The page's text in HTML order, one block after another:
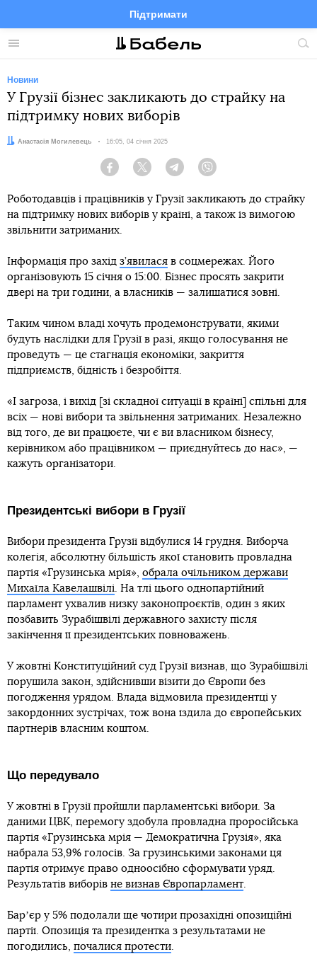
Меню
Підтримати
FacebookTelegramTwitter
Новини
У Грузії бізнес закликають до страйку на
підтримку нових виборів
Автор:
Анастасія Могилевець Дата:
16:05, 04 січня 2025
Facebook Twitter Telegram
Роботодавців і працівників у Грузії закликають до страйку
на підтримку нових виборів у країні, а також із вимогою
звільнити затриманих.
Інформація про захід з’явилася в соцмережах. Його
організовують 15 січня о 15:00. Бізнес просять закрити
двері на три години, а власників — залишатися зовні.
Таким чином владі хочуть продемонструвати, якими
будуть наслідки для Грузії в разі, якщо голосування не
проведуть — це стагнація економіки, закриття
підприємств, бідність і безробіття.
«І загроза, і вихід [зі складної ситуації в країні] спільні для
всіх — нові вибори та звільнення затриманих. Незалежно
від того, де ви працюєте, чи є ви власником бізнесу,
керівником або працівником — приєднуйтесь до нас», —
кажуть організатори.
Президентські вибори в Грузії
Вибори президента Грузії відбулися 14 грудня. Виборча
колегія, абсолютну більшість якої становить провладна
партія «Грузинська мрія», обрала очільником держави
Михаїла Кавелашвілі. На тлі цього однопартійний
парламент ухвалив низку законопроєктів, один з яких
позбавить Зурабішвілі державного захисту після
закінчення її президентських повноважень.
У жовтні Конституційний суд Грузії визнав, що Зурабішвілі
порушила закон, здійснивши візити до Європи без
погодження урядом. Влада відмовила президентці у
закордонних зустрічах, тож вона їздила до європейських
партнерів власним коштом.
Що передувало
У жовтні в Грузії пройшли парламентські вибори. За
даними ЦВК, перемогу здобула провладна проросійська
партія «Грузинська мрія — Демократична Грузія», яка
набрала 53,9% голосів. За грузинськими законами ця
партія отримує право одноосібно сформувати уряд.
Результатів виборів не визнав Європарламент.
Барʼєр у 5% подолали ще чотири прозахідні опозиційні
партії. Опозиція та президентка з результатами не
погодились, почалися протести.